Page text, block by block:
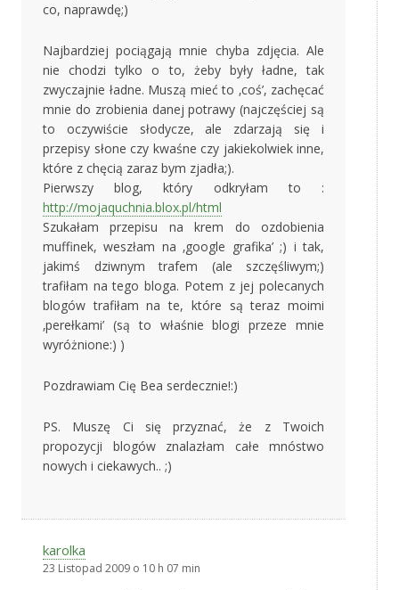
co, naprawdę;)
Najbardziej pociągają mnie chyba zdjęcia. Ale
nie chodzi tylko o to, żeby były ładne, tak
zwyczajnie ładne. Muszą mieć to ‚coś’, zachęcać
mnie do zrobienia danej potrawy (najczęściej są
to oczywiście słodycze, ale zdarzają się i
przepisy słone czy kwaśne czy jakiekolwiek inne,
które z chęcią zaraz bym zjadła;).
Pierwszy blog, który odkryłam to :
http://mojaquchnia.blox.pl/html
Szukałam przepisu na krem do ozdobienia
muffinek, weszłam na ‚google grafika’ ;) i tak,
jakimś dziwnym trafem (ale szczęśliwym;)
trafiłam na tego bloga. Potem z jej polecanych
blogów trafiłam na te, które są teraz moimi
‚perełkami’ (są to właśnie blogi przeze mnie
wyróżnione:) )
Pozdrawiam Cię Bea serdecznie!:)
PS. Muszę Ci się przyznać, że z Twoich
propozycji blogów znalazłam całe mnóstwo
nowych i ciekawych.. ;)
karolka
23 Listopad 2009 o 10 h 07 min